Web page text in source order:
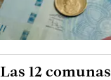
Las 12